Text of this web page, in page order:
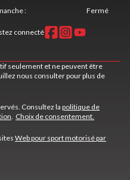
: Fermé
connecté
seulement et ne peuvent être
nous consulter pour plus de
Consultez la politique de
. Choix de consentement.
Web pour sport motorisé par